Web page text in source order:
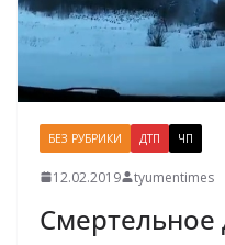
БЕЗ РУБРИКИ ДТП ЧП
12.02.2019 tyumentimes